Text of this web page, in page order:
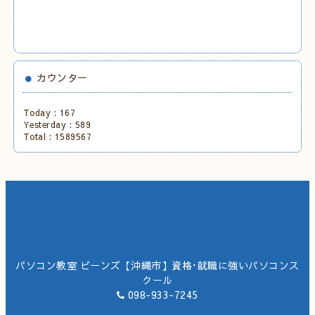
カウンター
Today : 167
Yesterday : 589
Total : 1589567
パソコン教室 ビーンズ【沖縄市】資格･就職に強いパソコンス
クール
098-933-7245